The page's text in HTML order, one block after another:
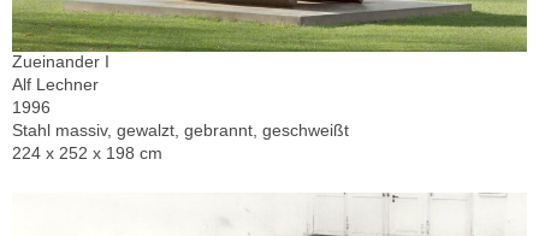
Zueinander I
Alf Lechner
1996
Stahl massiv, gewalzt, gebrannt, geschweißt
224 x 252 x 198 cm